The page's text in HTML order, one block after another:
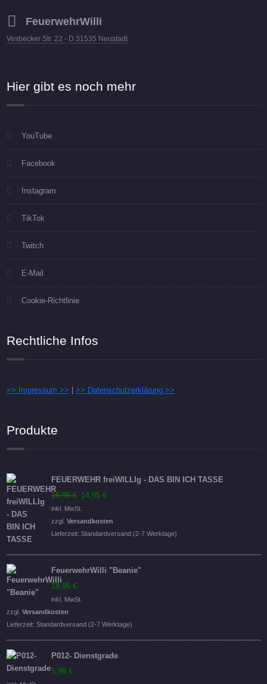
FeuerwehrWilli
Vesbecker Str. 22 - D 31535 Neustadt
Hier gibt es noch mehr
YouTube
Facebook
Instagram
TikTok
Twitch
E-Mail
Cookie-Richtlinie
Rechtliche Infos
>> Impressum >> >> Datenschutzerklärung >>
Produkte
FEUERWEHR freiWILLIg - DAS BIN ICH TASSE
16,95€ Ursprünglicher
Preis
war:
16,95 €
14,95 €
ist:
14,95 €.
inkl. MwSt.
zzgl. Versandkosten
Lieferzeit: Standardversand (2-7 Werktage)
FeuerwehrWilli "Beanie"
19,95 €
inkl. MwSt.
zzgl. Versandkosten
Lieferzeit: Standardversand (2-7 Werktage)
P012- Dienstgrade
5,99 €